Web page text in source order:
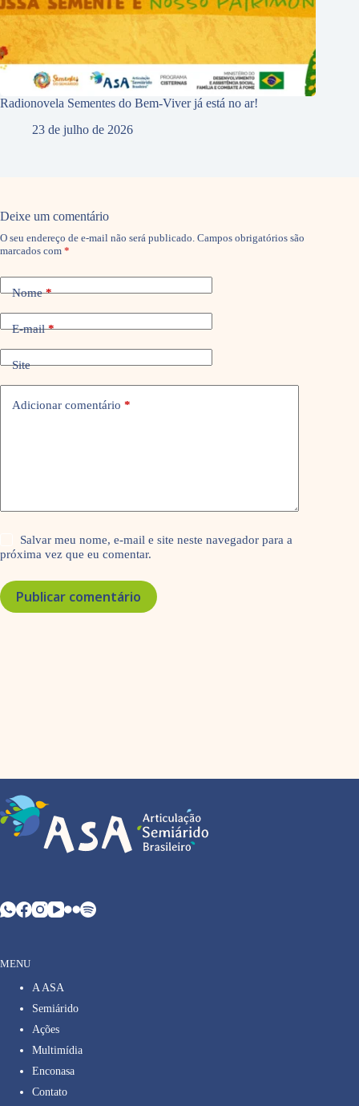
Radionovela Sementes do Bem-Viver já está no ar!
23 de julho de 2026
Deixe um comentário
O seu endereço de e-mail não será publicado. Campos obrigatórios são
marcados com *
Nome*
E-mail*
Site
Adicionar comentário *
Salvar meu nome, e-mail e site neste navegador para a
próxima vez que eu comentar.
Publicar comentário
MENU
A ASA
Semiárido
Ações
Multimídia
Enconasa
Contato